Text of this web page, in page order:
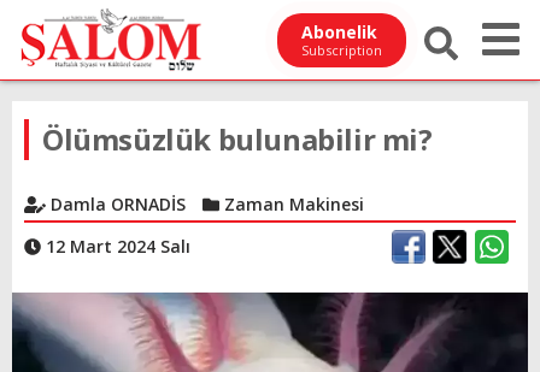
Abonelik
Subscription
Ölümsüzlük bulunabilir mi?
Damla ORNADİS
Zaman Makinesi
12 Mart 2024 Salı